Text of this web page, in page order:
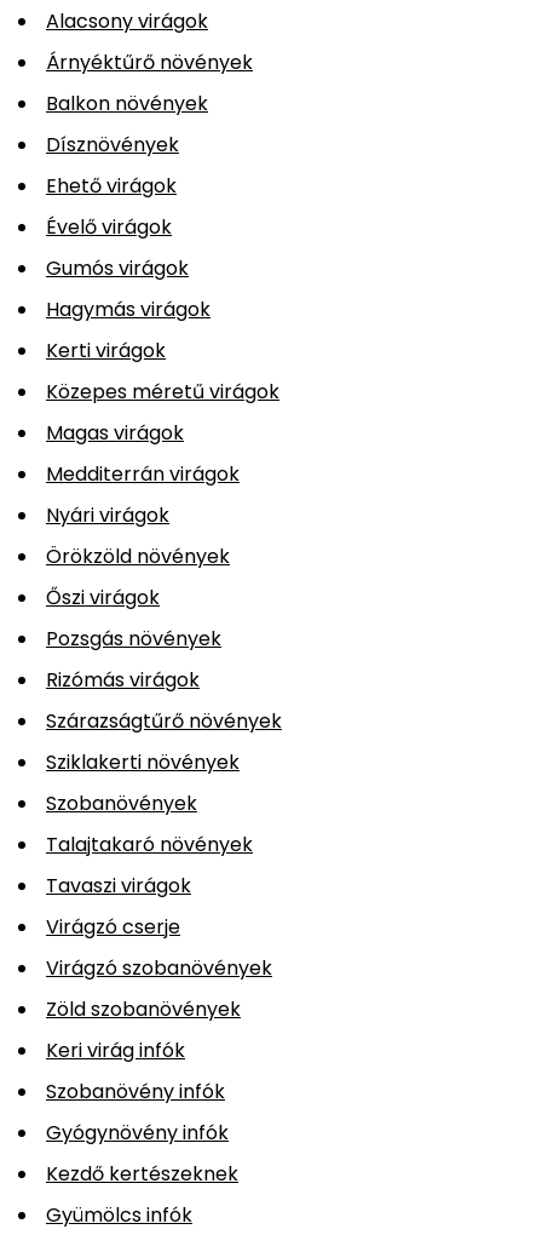
Alacsony virágok
Árnyéktűrő növények
Balkon növények
Dísznövények
Ehető virágok
Évelő virágok
Gumós virágok
Hagymás virágok
Kerti virágok
Közepes méretű virágok
Magas virágok
Medditerrán virágok
Nyári virágok
Örökzöld növények
Őszi virágok
Pozsgás növények
Rizómás virágok
Szárazságtűrő növények
Sziklakerti növények
Szobanövények
Talajtakaró növények
Tavaszi virágok
Virágzó cserje
Virágzó szobanövények
Zöld szobanövények
Keri virág infók
Szobanövény infók
Gyógynövény infók
Kezdő kertészeknek
Gyümölcs infók